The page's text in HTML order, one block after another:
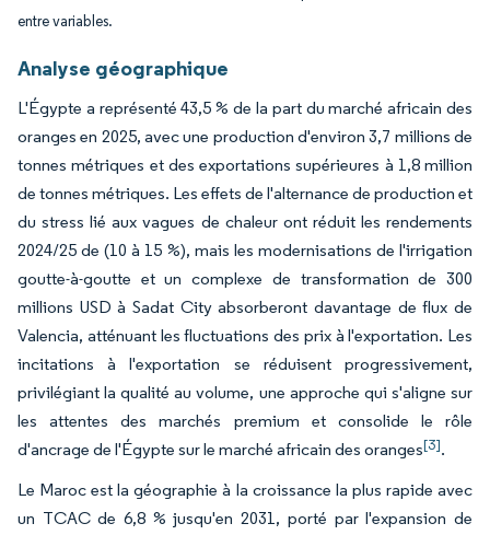
entre variables.
Analyse géographique
L'Égypte a représenté 43,5 % de la part du marché africain des
oranges en 2025, avec une production d'environ 3,7 millions de
tonnes métriques et des exportations supérieures à 1,8 million
de tonnes métriques. Les effets de l'alternance de production et
du stress lié aux vagues de chaleur ont réduit les rendements
2024/25 de (10 à 15 %), mais les modernisations de l'irrigation
goutte-à-goutte et un complexe de transformation de 300
millions USD à Sadat City absorberont davantage de flux de
Valencia, atténuant les fluctuations des prix à l'exportation. Les
incitations à l'exportation se réduisent progressivement,
privilégiant la qualité au volume, une approche qui s'aligne sur
les attentes des marchés premium et consolide le rôle
d'ancrage de l'Égypte sur le marché africain des oranges[3].
Le Maroc est la géographie à la croissance la plus rapide avec
un TCAC de 6,8 % jusqu'en 2031, porté par l'expansion de